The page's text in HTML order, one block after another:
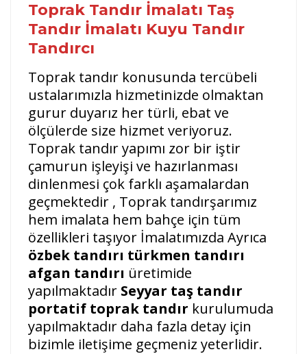
Toprak Tandır İmalatı Taş
Tandır İmalatı Kuyu Tandır
Tandırcı
Toprak tandır konusunda tercübeli
ustalarımızla hizmetinizde olmaktan
gurur duyarız her türli, ebat ve
ölçülerde size hizmet veriyoruz.
Toprak tandır yapımı zor bir iştir
çamurun işleyişi ve hazırlanması
dinlenmesi çok farklı aşamalardan
geçmektedir , Toprak tandırşarımız
hem imalata hem bahçe için tüm
özellikleri taşıyor İmalatımızda Ayrıca
özbek tandırı türkmen tandırı
afgan tandırı üretimide
yapılmaktadır Seyyar taş tandır
portatif toprak tandır kurulumuda
yapılmaktadır daha fazla detay için
bizimle iletişime geçmeniz yeterlidir.